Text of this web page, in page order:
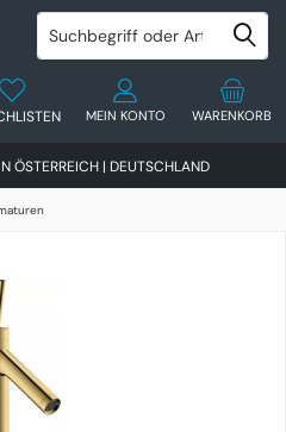
ÖSTERREICH | DEUTSCHLAND
WARENKORB
MEIN KONTO